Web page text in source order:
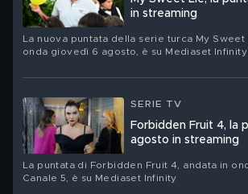
in streaming
La nuova puntata della serie turca My Sweet
onda giovedì 6 agosto, è su Mediaset Infinity
SERIE TV
Forbidden Fruit 4, la
agosto in streaming
La puntata di Forbidden Fruit 4, andata in
Canale 5, è su Mediaset Infinity